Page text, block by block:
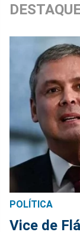
POLÍTICA
Vice de